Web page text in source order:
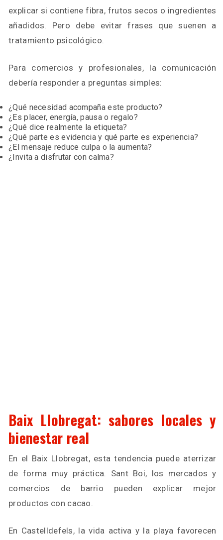
explicar si contiene fibra, frutos secos o ingredientes
añadidos. Pero debe evitar frases que suenen a
tratamiento psicológico.
Para comercios y profesionales, la comunicación
debería responder a preguntas simples:
¿Qué necesidad acompaña este producto?
¿Es placer, energía, pausa o regalo?
¿Qué dice realmente la etiqueta?
¿Qué parte es evidencia y qué parte es experiencia?
¿El mensaje reduce culpa o la aumenta?
¿Invita a disfrutar con calma?
Baix Llobregat: sabores locales y
bienestar real
En el Baix Llobregat, esta tendencia puede aterrizar
de forma muy práctica. Sant Boi, los mercados y
comercios de barrio pueden explicar mejor
productos con cacao.
En Castelldefels, la vida activa y la playa favorecen